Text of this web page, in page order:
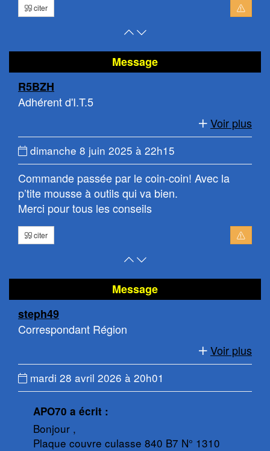
citer
Retour
haut
de
Atteindre
bas
de
Message
R5BZH
Adhérent d'I.T.5
Voir plus
Date
du
message
:
dimanche 8 juin 2025 à 22h15
Commande passée par le coin-coin! Avec la
p’tite mousse à outils qui va bien.
Merci pour tous les conseils
citer
Retour
haut
de
Atteindre
bas
de
Message
steph49
Correspondant Région
Voir plus
Date
du
message
mardi 28 avril 2026 à 20h01
APO70 a écrit :
Bonjour ,
Plaque couvre culasse 840 B7 N° 1310